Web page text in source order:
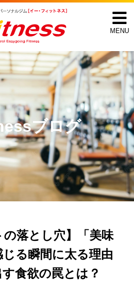
MENU
ブログ
の落とし穴】「美味
じる瞬間に太る理由
す食欲の罠とは？